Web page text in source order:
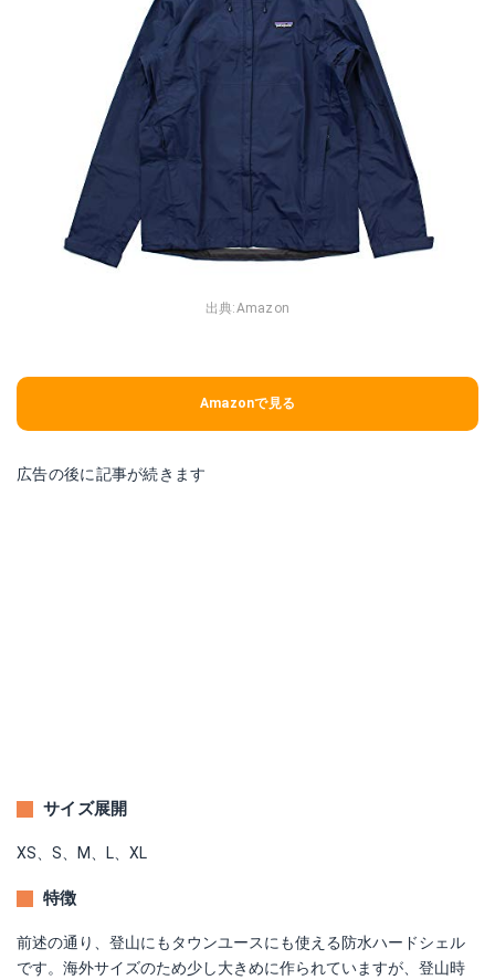
出典:Amazon
Amazonで見る
広告の後に記事が続きます
サイズ展開
XS、S、M、L、XL
特徴
前述の通り、登山にもタウンユースにも使える防水ハードシェル
です。海外サイズのため少し大きめに作られていますが、登山時